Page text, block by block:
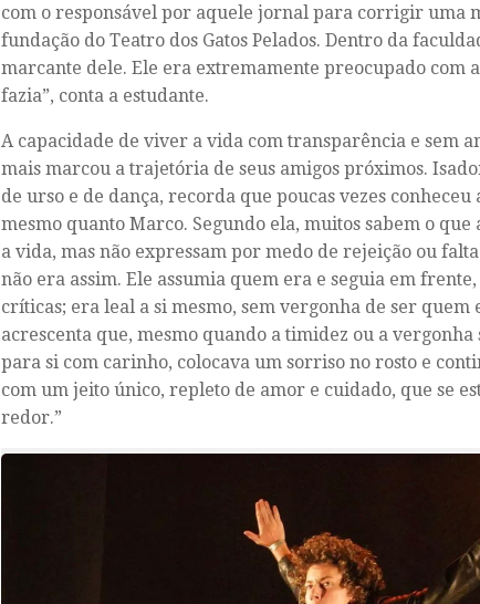
com o responsável por aquele jornal para corrigir uma
fundação do Teatro dos Gatos Pelados. Dentro da
marcante dele. Ele era extremamente preocupado com
fazia”, conta a estudante.
A capacidade de viver a vida com transparência e sem
mais marcou a trajetória de seus amigos próximos.
de urso e de dança, recorda que poucas vezes conheceu
mesmo quanto Marco. Segundo ela, muitos sabem o
a vida, mas não expressam por medo de rejeição ou
não era assim. Ele assumia quem era e seguia em
críticas; era leal a si mesmo, sem vergonha de ser quem
acrescenta que, mesmo quando a timidez ou a
para si com carinho, colocava um sorriso no rosto e
com um jeito único, repleto de amor e cuidado, que se
redor.”